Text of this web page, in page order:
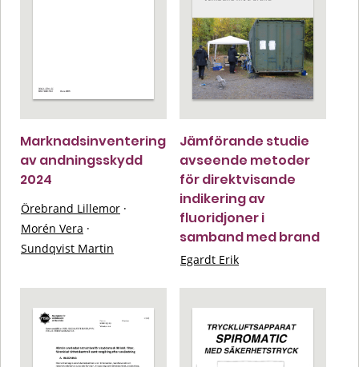
Marknadsinventering
av andningsskydd
2024
Örebrand Lillemor ·
Morén Vera ·
Sundqvist Martin
Jämförande studie
avseende metoder
för direktvisande
indikering av
fluoridjoner i
samband med brand
Egardt Erik